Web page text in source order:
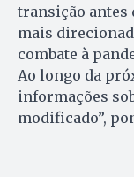
transição antes
mais
combate à
Ao longo da
informações
modificado”,